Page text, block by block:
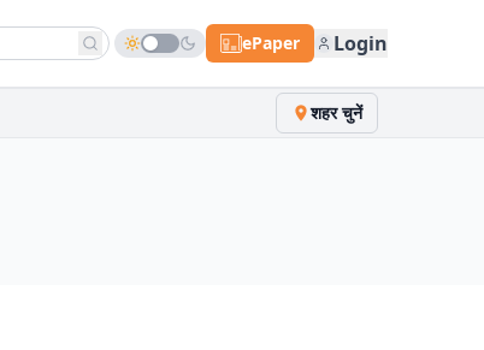
ePaper Login
शहर चुनें